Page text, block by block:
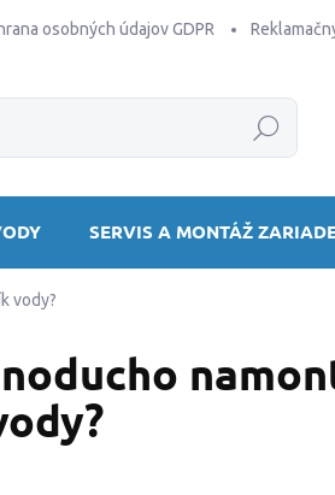
osobných údajov GDPR
Hľadať
SERVIS A MONTÁŽ
vody?